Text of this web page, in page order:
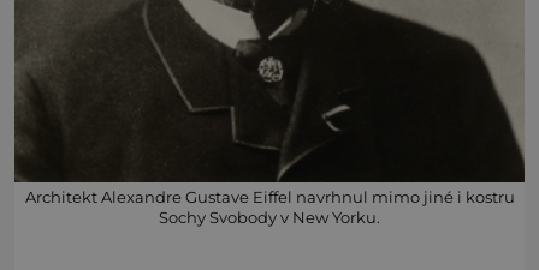
Architekt Alexandre Gustave Eiffel navrhnul mimo jiné i kostru
Sochy Svobody v New Yorku.